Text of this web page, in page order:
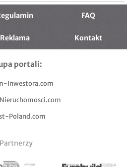
FAQ
Reklama Kontakt
portali:
Inwestora.com
Poland.com
Partnerzy